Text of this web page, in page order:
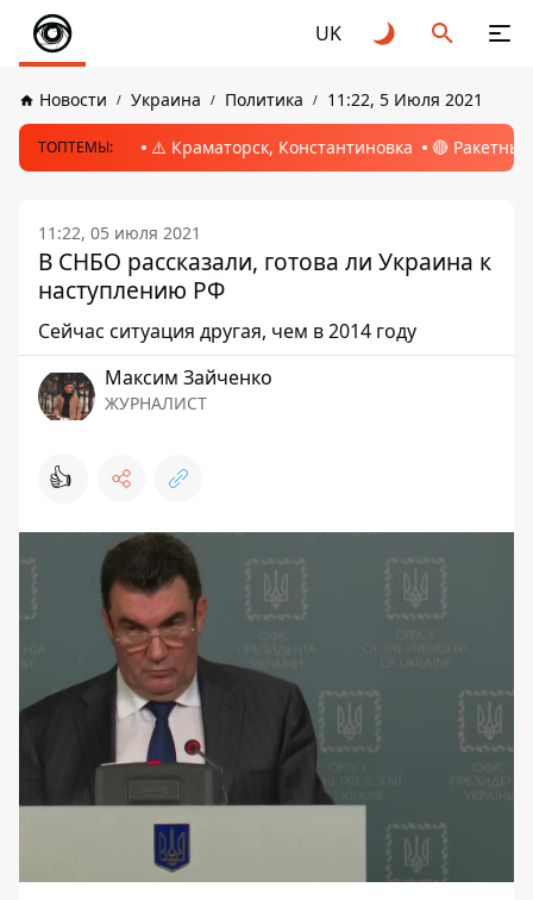
UK
Новости Украина Политика 11:22, 5 Июля 2021
ТОПТЕМЫ: ⚠️ Краматорск, Константиновка 🔴
11:22, 05 июля 2021
В СНБО рассказали, готова ли Украина к
наступлению РФ
Сейчас ситуация другая, чем в 2014 году
Максим Зайченко
ЖУРНАЛИСТ
👍